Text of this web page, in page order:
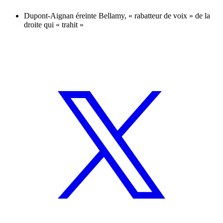
Dupont-Aignan éreinte Bellamy, « rabatteur de voix » de la
droite qui « trahit »